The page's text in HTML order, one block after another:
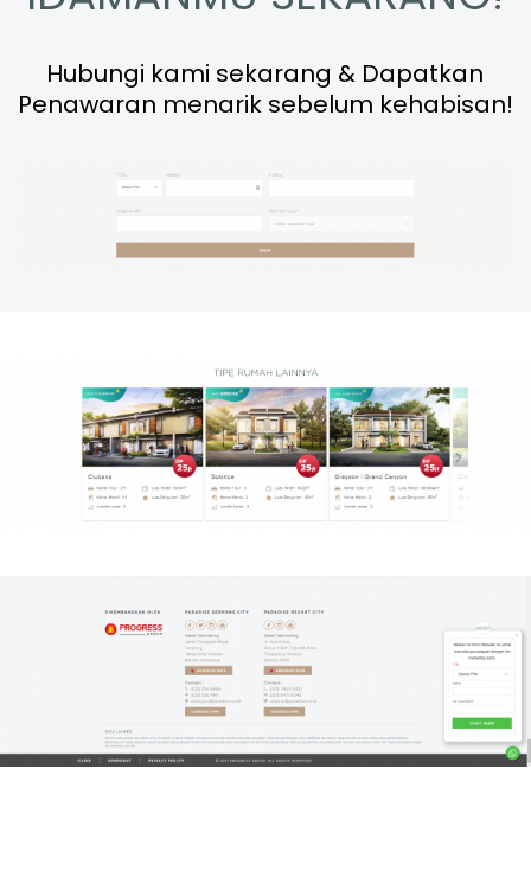
Hubungi kami sekarang & Dapatkan
Penawaran menarik sebelum kehabisan!